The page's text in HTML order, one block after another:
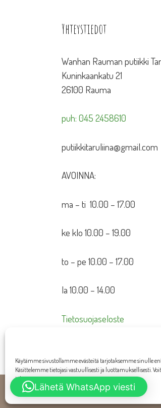
Käytämme sivustollamme evästeitä tarjotaksemme sinulle
Käsittelemme tietojasi vastuullisesti ja luottamuksellisesti.
tahansa.
Yhteystiedot
Wanhan Rauman putiikki
Kuninkaankatu 21
26100 Rauma
puh: 045 2458610
putiikkitaruliina@gmail.com
AVOINNA:
ma – ti 10.00 – 17.00
ke klo 10.00 – 19.00
to – pe 10.00 – 17.00
la 10.00 – 14.00
Tietosuojaseloste
Lähetä WhatsApp viesti